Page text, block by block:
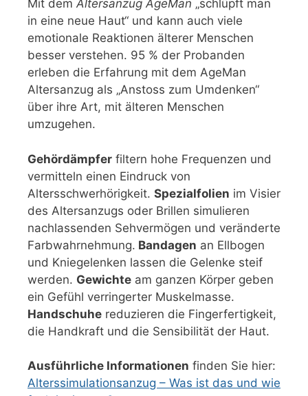
Mit dem Altersanzug AgeMan „schlüpft man
in eine neue Haut“ und kann auch viele
emotionale Reaktionen älterer Menschen
besser verstehen. 95 % der Probanden
erleben die Erfahrung mit dem AgeMan
Altersanzug als „Anstoss zum Umdenken“
über ihre Art, mit älteren Menschen
umzugehen.
Gehördämpfer filtern hohe Frequenzen und
vermitteln einen Eindruck von
Altersschwerhörigkeit. Spezialfolien im Visier
des Altersanzugs oder Brillen simulieren
nachlassenden Sehvermögen und veränderte
Farbwahrnehmung. Bandagen an Ellbogen
und Kniegelenken lassen die Gelenke steif
werden. Gewichte am ganzen Körper geben
ein Gefühl verringerter Muskelmasse.
Handschuhe reduzieren die Fingerfertigkeit,
die Handkraft und die Sensibilität der Haut.
Ausführliche Informationen finden Sie hier:
Alterssimulationsanzug – Was ist das und wie